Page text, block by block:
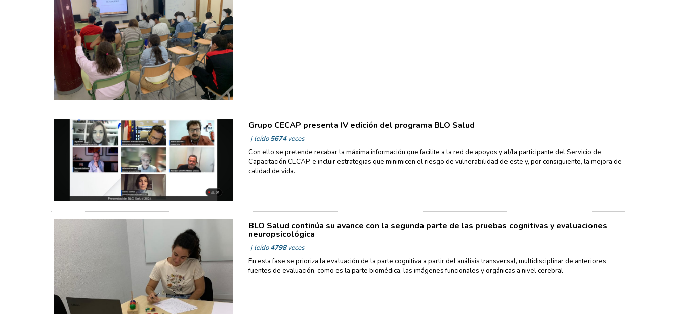
Grupo CECAP presenta IV edición del programa BLO Salud
| leído5674veces
Con ello se pretende recabar la máxima información que facilite a la red de apoyos y al/la participante del Servicio de
Capacitación CECAP, e incluir estrategias que minimicen el riesgo de vulnerabilidad de este y, por consiguiente, la mejora de
calidad de vida.
BLO Salud continúa su avance con la segunda parte de las pruebas cognitivas y evaluaciones
neuropsicológica
| leído4798veces
En esta fase se prioriza la evaluación de la parte cognitiva a partir del análisis transversal, multidisciplinar de anteriores
fuentes de evaluación, como es la parte biomédica, las imágenes funcionales y orgánicas a nivel cerebral